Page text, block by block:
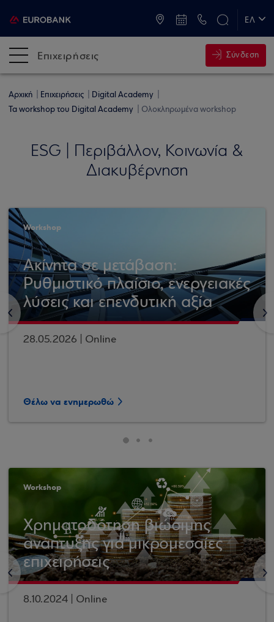
ΕΛ
Επιχειρήσεις Σύνδεση
Αρχική Επιχειρήσεις
Digital Academy
Τα workshop του Digital Academy
Ολοκληρωμένα workshop
ESG | Περιβάλλον, Κοινωνία &
Διακυβέρνηση
<
Workshop
Ακίνητα σε μετάβαση:
Ρυθμιστικό πλαίσιο, ενεργειακές
λύσεις και επενδυτική αξία
28.05.2026 | Online
Θέλω να ενημερωθώ
>
<
Workshop
Χρηματοδότηση βιώσιμης
ανάπτυξης για μικρομεσαίες
επιχειρήσεις
8.10.2024 | Online
>